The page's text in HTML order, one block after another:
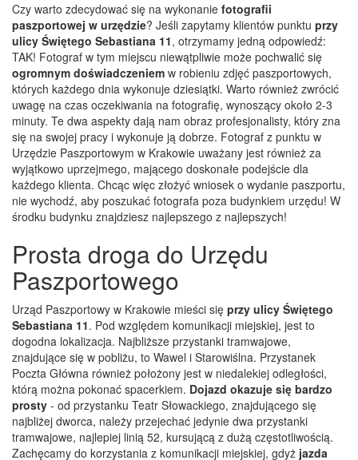
Czy warto zdecydować się na wykonanie fotografii
paszportowej w urzędzie? Jeśli zapytamy klientów punktu przy
ulicy Świętego Sebastiana 11, otrzymamy jedną odpowiedź:
TAK! Fotograf w tym miejscu niewątpliwie może pochwalić się
ogromnym doświadczeniem w robieniu zdjęć paszportowych,
których każdego dnia wykonuje dziesiątki. Warto również zwrócić
uwagę na czas oczekiwania na fotografię, wynoszący około 2-3
minuty. Te dwa aspekty dają nam obraz profesjonalisty, który zna
się na swojej pracy i wykonuje ją dobrze. Fotograf z punktu w
Urzędzie Paszportowym w Krakowie uważany jest również za
wyjątkowo uprzejmego, mającego doskonałe podejście dla
każdego klienta. Chcąc więc złożyć wniosek o wydanie paszportu,
nie wychodź, aby poszukać fotografa poza budynkiem urzędu! W
środku budynku znajdziesz najlepszego z najlepszych!
Prosta droga do Urzędu
Paszportowego
Urząd Paszportowy w Krakowie mieści się przy ulicy Świętego
Sebastiana 11. Pod względem komunikacji miejskiej, jest to
dogodna lokalizacja. Najbliższe przystanki tramwajowe,
znajdujące się w pobliżu, to Wawel i Starowiślna. Przystanek
Poczta Główna również położony jest w niedalekiej odległości,
którą można pokonać spacerkiem. Dojazd okazuje się bardzo
prosty - od przystanku Teatr Słowackiego, znajdującego się
najbliżej dworca, należy przejechać jedynie dwa przystanki
tramwajowe, najlepiej linią 52, kursującą z dużą częstotliwością.
Zachęcamy do korzystania z komunikacji miejskiej, gdyż jazda